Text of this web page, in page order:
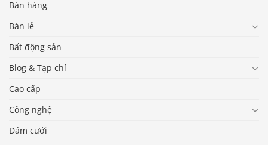
Bán hàng
Bán lẻ
Bất động sản
Blog & Tạp chí
Cao cấp
Công nghệ
Đám cưới